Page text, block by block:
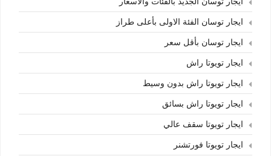
ايجار توسان الفئة الاولى بأعلى طراز
ايجار توسان بأقل سعر
ايجار تويوتا راش
ايجار تويوتا راش بدون وسيط
ايجار تويوتا راش بسائق
ايجار تويوتا سقف عالي
ايجار تويوتا فورتشنر